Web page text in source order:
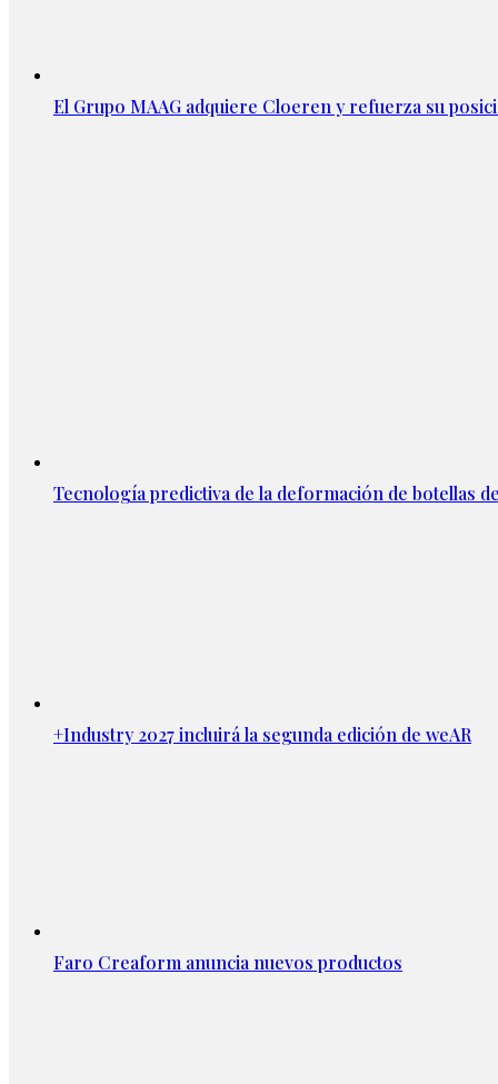
El Grupo MAAG adquiere Cloeren y refuerza su
Tecnología predictiva de la deformación de botellas
+Industry 2027 incluirá la segunda edición de weAR
Faro Creaform anuncia nuevos productos